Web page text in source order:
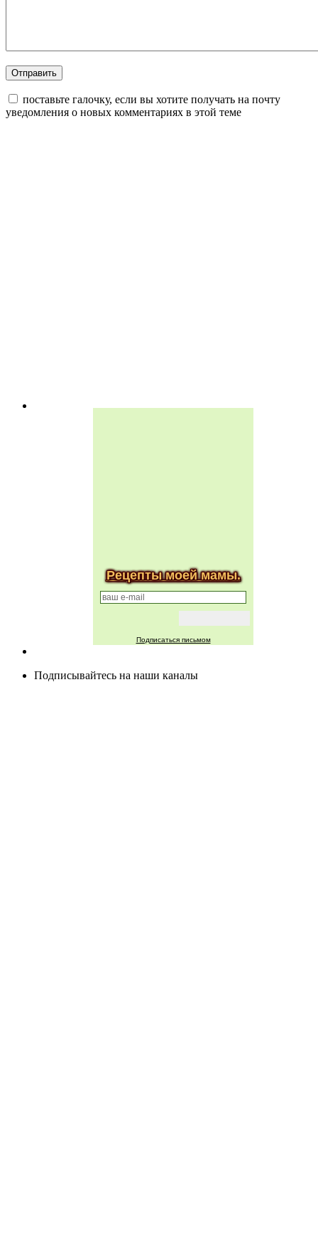
поставьте галочку, если вы хотите получать на почту
уведомления о новых комментариях в этой теме
Рецепты моей мамы.
Подписаться письмом
Подписывайтесь на наши каналы